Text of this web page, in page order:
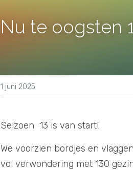
Nu te oogsten
1 juni 2025
Seizoen  13 is van start!
We voorzien bordjes en
vol verwondering met 130